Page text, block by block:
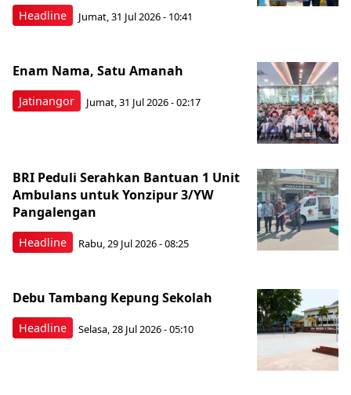
Headline Jumat, 31 Jul 2026 - 10:41
Jatinangor
Enam Nama, Satu Amanah
Jumat, 31 Jul 2026 - 02:17
Headline
BRI Peduli Serahkan Bantuan 1 Unit
Ambulans untuk Yonzipur 3/YW
Pangalengan
Rabu, 29 Jul 2026 - 08:25
Headline
Debu Tambang Kepung Sekolah
Selasa, 28 Jul 2026 - 05:10